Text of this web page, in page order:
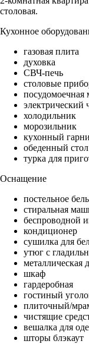
столовая.
Кухонное
газовая плита
духовка
СВЧ-печь
столовые
посудомоечная
электрический
холодильник
морозильник
кухонный
обеденный стол
турка для
Оснащение
постельное
стиральная
беспроводной
кондиционер
сушилка для
утюг с
металлическая
шкаф
гардеробная
гостиный
плиточный/
чистящие
вешалка для
шторы блэкаут